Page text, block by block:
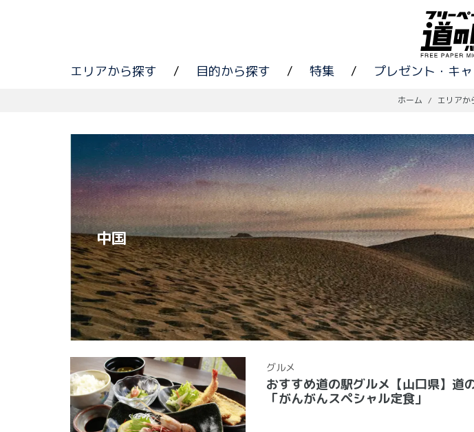
エリアから探す / 目的から探す / 特集 / プレゼント・キ
ホーム / エリアか
中国
グルメ
おすすめ道の駅グルメ【山口県】道
「がんがんスペシャル定食」